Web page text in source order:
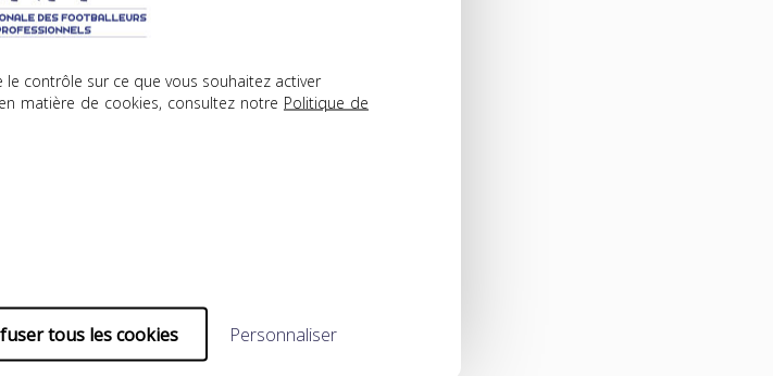
contrôle sur ce que vous souhaitez activer
matière de cookies, consultez notre Politique de
tous les cookies Personnaliser